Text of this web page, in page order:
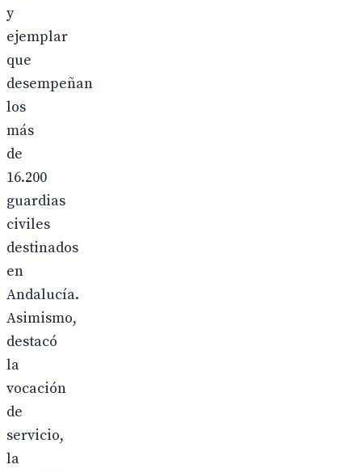
y
ejemplar
que
desempeñan
los
más
de
16.200
guardias
civiles
destinados
en
Andalucía.
Asimismo,
destacó
la
vocación
de
servicio,
la